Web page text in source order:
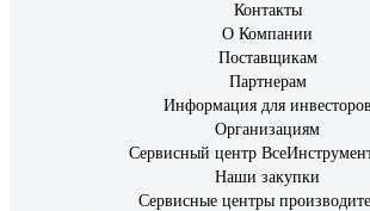
Контакты
О Компании
Поставщикам
Партнерам
Информация для инвесторов
Организациям
Сервисный центр
Наши закупки
Сервисные центры